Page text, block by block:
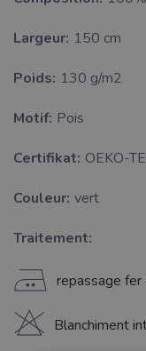
Largeur: 150 cm
Poids: 130 g/m2
Motif: Pois
Certifikat: OEKO-
Couleur: vert
Traitement:
E repassage fer
H Blanchiment